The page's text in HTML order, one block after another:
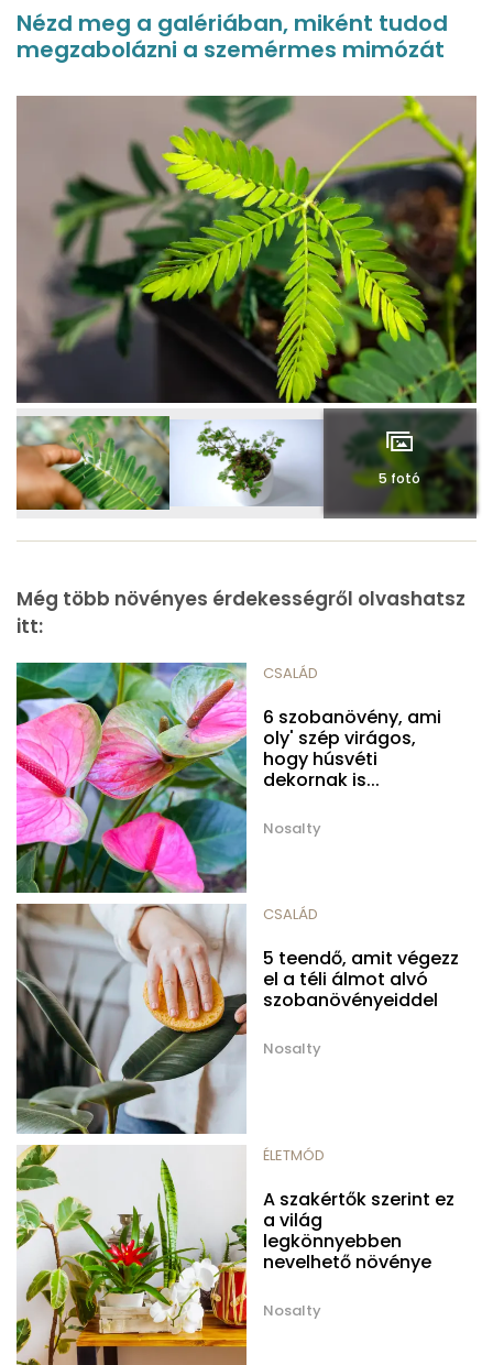
Nézd meg a galériában, miként tudod
megzabolázni a szemérmes mimózát
5 fotó
Még több növényes érdekességről olvashatsz
itt:
CSALÁD
6 szobanövény, ami
oly' szép virágos,
hogy húsvéti
dekornak is...
Nosalty
CSALÁD
5 teendő, amit végezz
el a téli álmot alvó
szobanövényeiddel
Nosalty
ÉLETMÓD
A szakértők szerint ez
a világ
legkönnyebben
nevelhető növénye
Nosalty